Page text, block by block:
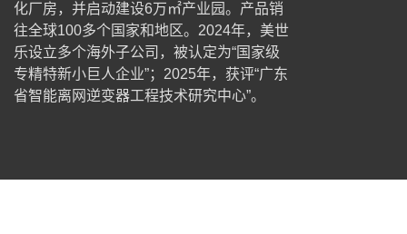
化厂房，并启动建设6万㎡产业园。产品销
往全球100多个国家和地区。2024年，美世
乐设立多个海外子公司，被认定为“国家级
专精特新小巨人企业”；2025年，获评“广东
省智能离网逆变器工程技术研究中心”。